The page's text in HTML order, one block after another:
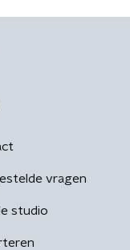
vragen
studio